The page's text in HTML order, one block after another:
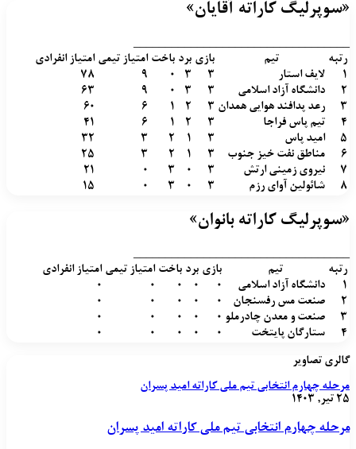
«سوپرلیگ کاراته آقایان»
__________________________________
رتبه
تیم بازی برد باخت امتیاز تیمی امتیاز انفرادی
1
لایف استار 3
3
0
9
78
2
دانشگاه آزاد اسلامی 3
3
0
9
63
3
رعد پدافند هوایی همدان 3
2
1
6
60
4
تیم پاس فراجا 3
2
1
6
41
5
امید پاس 3
1
2
3
32
6
مناطق نفت خیز جنوب 3
1
2
3
25
7
نیروی زمینی ارتش 3
0
3
0
21
8
شائولین آوای رزم 3
0
3
0
15
«سوپرلیگ کاراته بانوان»
__________________________________
رتبه
تیم بازی برد باخت امتیاز تیمی امتیاز انفرادی
1
دانشگاه آزاد اسلامی 0
0
0
0
0
2
صنعت مس رفسنجان 0
0
0
0
0
3
صنعت و معدن چادرملو 0
0
0
0
0
4
ستارگان پایتخت 0
0
0
0
0
گالری تصاویر
مرحله چهارم انتخابی تیم ملی کاراته امید پسران
۲۵ تیر, ۱۴۰۳
مرحله چهارم انتخابی تیم ملی کاراته امید پسران